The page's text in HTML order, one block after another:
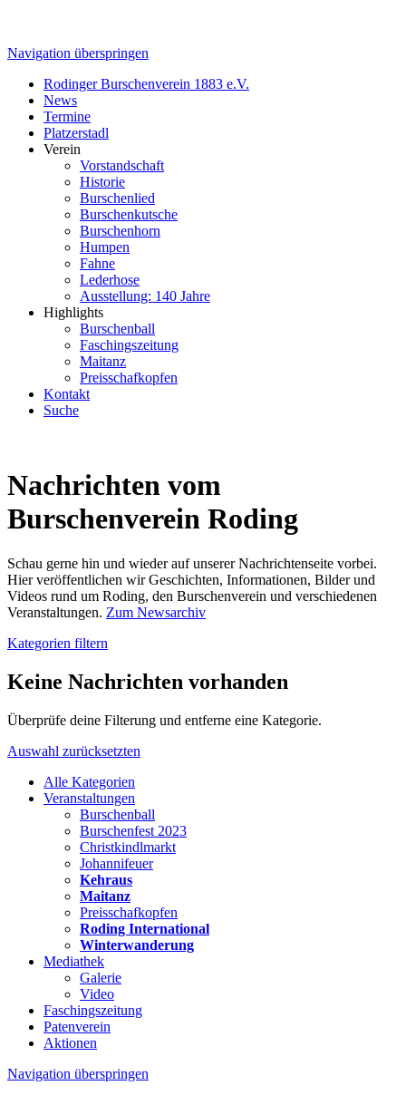
Navigation überspringen
Rodinger Burschenverein 1883 e.V.
News
Termine
Platzerstadl
Verein
Vorstandschaft
Historie
Burschenlied
Burschenkutsche
Burschenhorn
Humpen
Fahne
Lederhose
Ausstellung: 140 Jahre
Highlights
Burschenball
Faschingszeitung
Maitanz
Preisschafkopfen
Kontakt
Suche
Nachrichten vom
Burschenverein Roding
Schau gerne hin und wieder auf unserer Nachrichtenseite vorbei.
Hier veröffentlichen wir Geschichten, Informationen, Bilder und
Videos rund um Roding, den Burschenverein und verschiedenen
Veranstaltungen. Zum Newsarchiv
Kategorien filtern
Keine Nachrichten vorhanden
Überprüfe deine Filterung und entferne eine Kategorie.
Auswahl zurücksetzten
Alle Kategorien
Veranstaltungen
Burschenball
Burschenfest 2023
Christkindlmarkt
Johannifeuer
Kehraus
Maitanz
Preisschafkopfen
Roding International
Winterwanderung
Mediathek
Galerie
Video
Faschingszeitung
Patenverein
Aktionen
Navigation überspringen